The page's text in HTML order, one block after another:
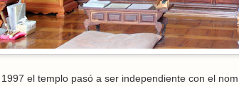
el templo pasó a ser independiente con el